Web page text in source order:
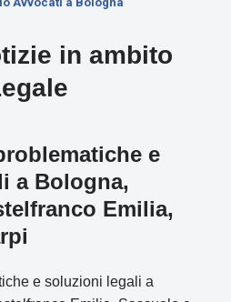
in ambito
e
a Bologna,
Emilia,
e soluzioni legali a